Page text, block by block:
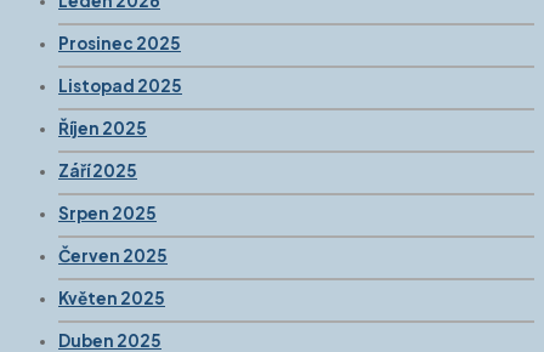
Prosinec 2025
Listopad 2025
Říjen 2025
Září 2025
Srpen 2025
Červen 2025
Květen 2025
Duben 2025